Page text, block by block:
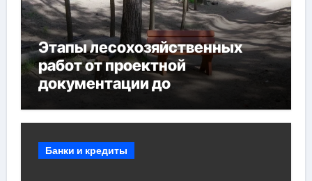
Этапы лесохозяйственных
работ от проектной
документации до
мероприятий и обустройства
Банки и кредиты